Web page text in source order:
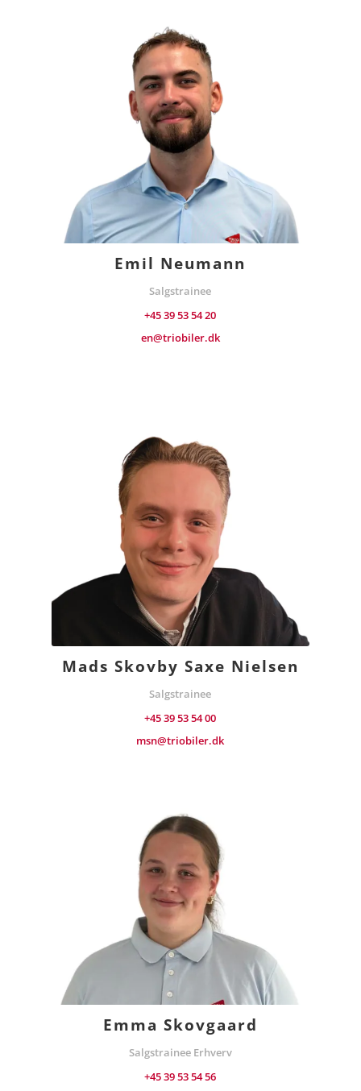
Emil Neumann
Salgstrainee
+4539 53 54 20
en@triobiler.dk
Mads Skovby Saxe Nielsen
Salgstrainee
+45 39 53 54 00
msn@triobiler.dk
Emma Skovgaard
Salgstrainee Erhverv
+45 39 53 54 56